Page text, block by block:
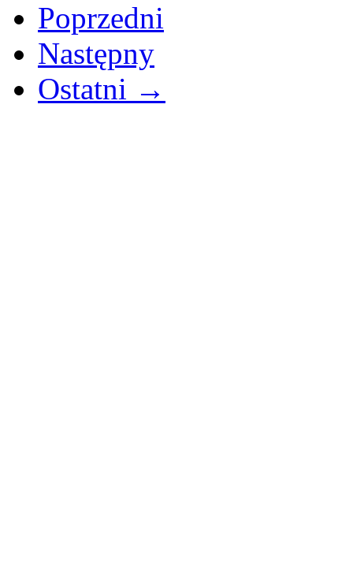
Poprzedni
Następny
Ostatni →